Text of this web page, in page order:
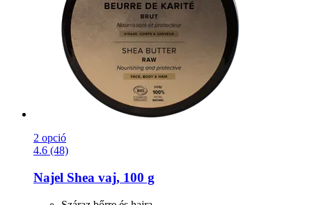
2 opció
4.6 (48)
Najel Shea vaj, 100 g